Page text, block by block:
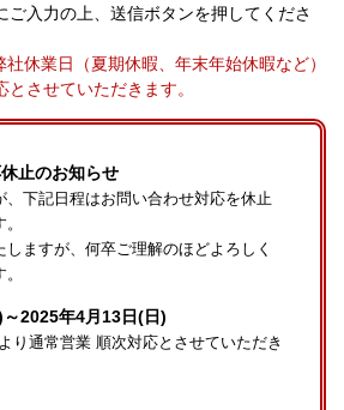
ご入力の上、送信ボタンを押してくださ
休業日（夏期休暇、年末年始休暇など）
させていただきます。
止のお知らせ
、下記日程はお問い合わせ対応を休止
ますが、何卒ご理解のほどよろしく
2025年4月13日(日)
り通常営業 順次対応とさせていただき